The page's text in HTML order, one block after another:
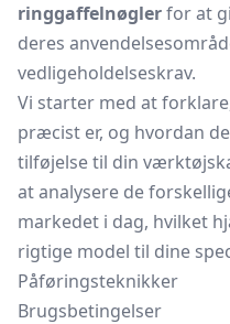
ringgaffelnøglerfor at
deres
vedligeholdelseskrav.
Vi starter med at
præcist er, og hvordan
tilføjelse til din
at analysere de
markedet i dag, hvilket
rigtige model til dine
Påføringsteknikker
Brugsbetingelser